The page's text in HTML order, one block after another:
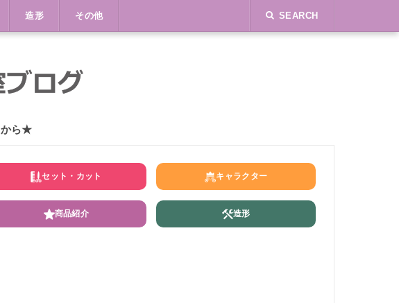
造形 その他 SEARCH
から★
セット・カット キャラクター
商品紹介 造形